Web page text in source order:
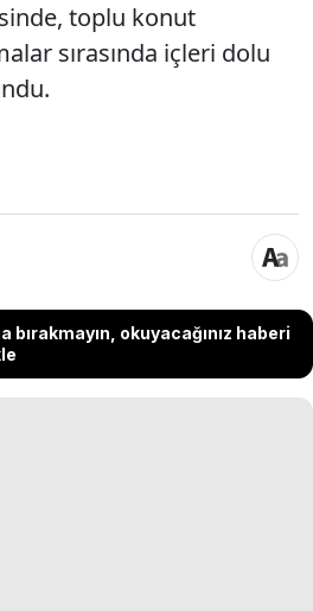
toplu konut
sırasında içleri dolu
bırakmayın, okuyacağınız haberi